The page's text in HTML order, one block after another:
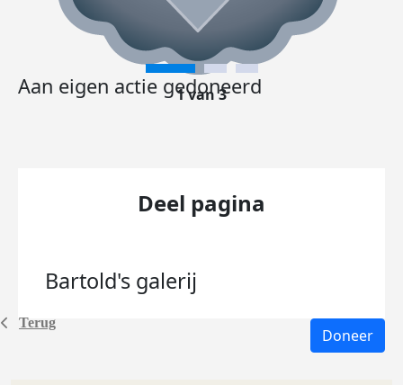
Terug
Aan eigen actie gedoneerd
1 van 3
Deel pagina
Bartold's galerij
Doneer